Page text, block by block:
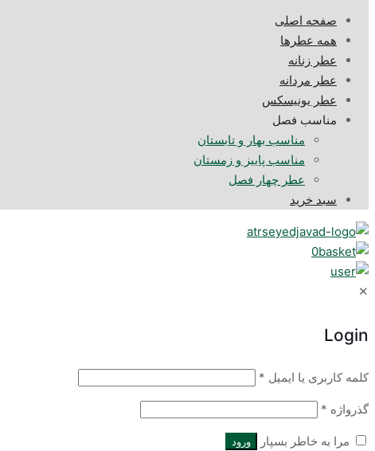
صفحه اصلی
همه عطرها
عطر زنانه
عطر مردانه
عطر یونیسکس
مناسب فصل
مناسب بهار و تابستان
مناسب پاییز و زمستان
عطر چهار فصل
سبد خرید
0
✕
Login
کلمه کاربری یا ایمیل *
گذرواژه *
مرا به خاطر بسپار ورود